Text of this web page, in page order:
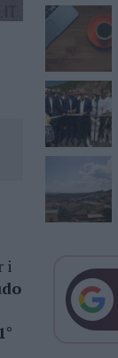
i
1°